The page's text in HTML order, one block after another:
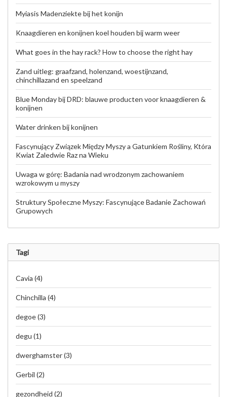
Myiasis Madenziekte bij het konijn
Knaagdieren en konijnen koel houden bij warm weer
What goes in the hay rack? How to choose the right hay
Zand uitleg: graafzand, holenzand, woestijnzand,
chinchillazand en speelzand
Blue Monday bij DRD: blauwe producten voor knaagdieren &
konijnen
Water drinken bij konijnen
Fascynujący Związek Między Myszy a Gatunkiem Rośliny, Która
Kwiat Zaledwie Raz na Wieku
Uwaga w górę: Badania nad wrodzonym zachowaniem
wzrokowym u myszy
Struktury Społeczne Myszy: Fascynujące Badanie Zachowań
Grupowych
Tagi
Cavia (4)
Chinchilla (4)
degoe(3)
degu (1)
dwerghamster(3)
Gerbil (2)
gezondheid (2)